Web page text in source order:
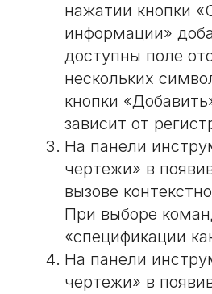
нажатии кнопки
информации»
доступны поле
нескольких
кнопки
зависит от
На панели
чертежи» в
вызове
При выборе
«спецификации
На панели
чертежи» в